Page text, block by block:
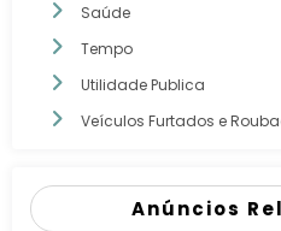
Saúde
Tempo
Utilidade Publica
Veículos Furtados e
Anúncios